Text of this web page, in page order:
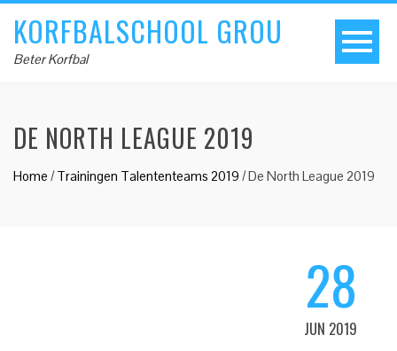
KORFBALSCHOOL GROU
Beter Korfbal
DE NORTH LEAGUE 2019
Home /Trainingen Talententeams 2019 /De North League 2019
28
JUN 2019